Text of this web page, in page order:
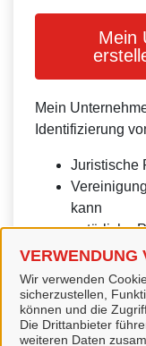
VERWENDUNG
Wir verwenden
sicherzustellen,
können und die
Die Drittanbieter
weiteren Daten
Mein
Mein
Identifizierung
Juristische
kann
natürliche
gewerblich
Eine Nutzung ist
Sinne von § 1
(VwVfG) möglich.